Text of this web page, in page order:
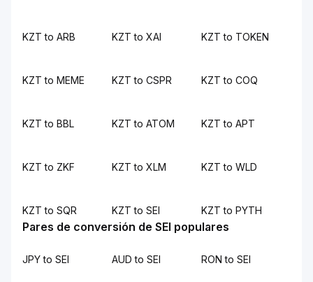
KZT to ARB KZT to XAI KZT to TOKEN
KZT to MEME KZT to CSPR KZT to COQ
KZT to BBL KZT to ATOM KZT to APT
KZT to ZKF KZT to XLM KZT to WLD
KZT to SQR KZT to SEI KZT to PYTH
Pares de conversión de SEI populares
JPY to SEI AUD to SEI RON to SEI